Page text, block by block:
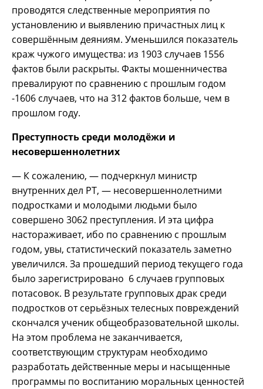
проводятся следственные мероприятия по
установлению и выявлению причастных лиц к
совершённым деяниям. Уменьшился показатель
краж чужого имущества: из 1903 случаев 1556
фактов были раскрыты. Факты мошенничества
превалируют по сравнению с прошлым годом
-1606 случаев, что на 312 фактов больше, чем в
прошлом году.
Преступность среди молодёжи и
несовершеннолетних
— К сожалению, — подчеркнул министр
внутренних дел РТ, — несовершеннолетними
подростками и молодыми людьми было
совершено 3062 преступления. И эта цифра
настораживает, ибо по сравнению с прошлым
годом, увы, статистический показатель заметно
увеличился. За прошедший период текущего года
было зарегистрировано 6 случаев групповых
потасовок. В результате групповых драк среди
подростков от серьёзных телесных повреждений
скончался ученик общеобразовательной школы.
На этом проблема не заканчивается,
соответствующим структурам необходимо
разработать действенные меры и насыщенные
программы по воспитанию моральных ценностей